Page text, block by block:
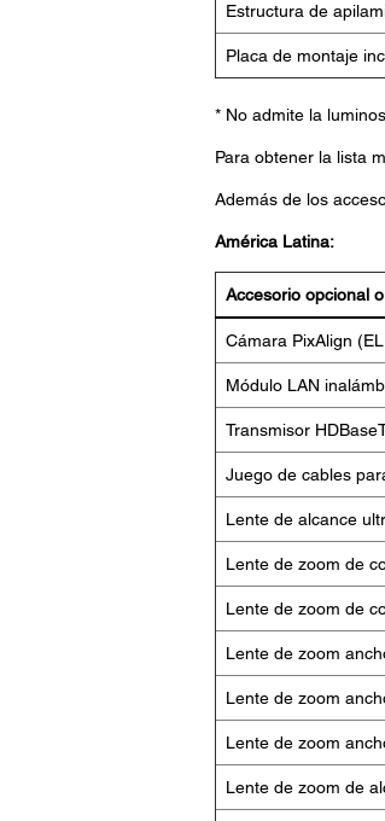
Estructura de
Placa de montaje
* No admite la
Para obtener la lista
Además de los
América Latina:
Accesorio opcional
Cámara PixAlign
Módulo LAN
Transmisor
Juego de cables
Lente de alcance
Lente de zoom de
Lente de zoom de
Lente de zoom
Lente de zoom
Lente de zoom
Lente de zoom de